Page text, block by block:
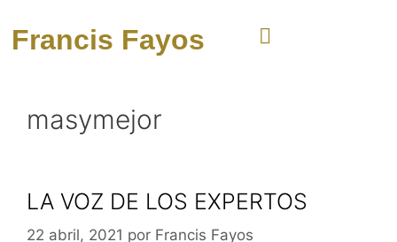
Francis Fayos
masymejor
LA VOZ DE LOS EXPERTOS
22 abril, 2021 por Francis Fayos